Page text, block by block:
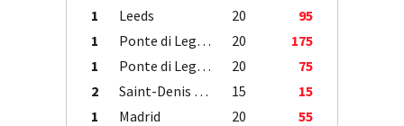
1
Leeds 20
95
1
Ponte di Legno 20
175
1
Ponte di Legno 20
75
2
Saint-Denis / Île de la Réunion 15
15
1
Madrid 20
55